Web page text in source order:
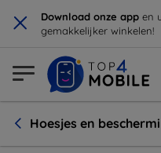
× Download onze app en
gemakkelijker winkelen!
Hoesjes en